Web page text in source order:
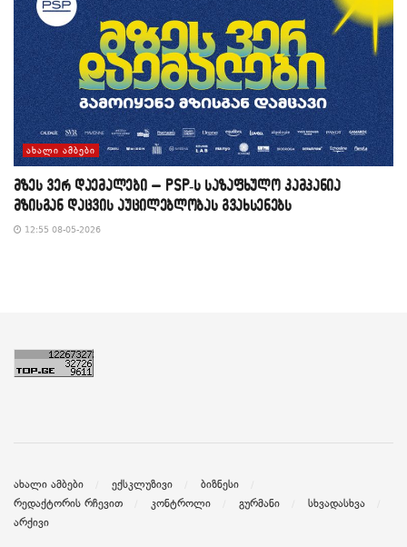
ᲐᲮᲐᲚᲘ ᲐᲛᲑᲔᲑᲘ
მზეს ვერ დაემალები – PSP-ს საზაფხულო კამპანია
მზისგან დაცვის აუცილებლობას გვახსენებს
12:55 08-05-2026
ახალი ამბები ექსკლუზივი
ბიზნესი
რედაქტორის რჩევით
კონტროლი გურმანი
სხვადასხვა
არქივი